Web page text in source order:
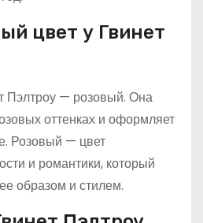
цвет у Гвинет
Пэлтроу — розовый. Она
оттенках и оформляет
Розовый — цвет
и романтики, который
образом и стилем.